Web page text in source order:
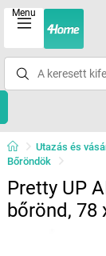
Menu
Utazás és
Bőröndök
Pretty UP
bőrönd, 78